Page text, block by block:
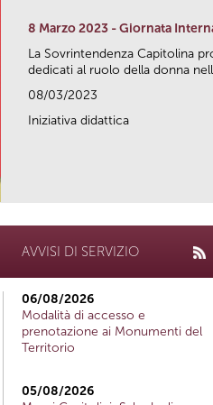
8 Marzo 2023 - Giornata
La Sovrintendenza Capitolina
dedicati al ruolo della donna
08/03/2023
Iniziativa didattica
AVVISI DI SERVIZIO
06/08/2026
Modalità di accesso e
prenotazione ai Monumenti del
Territorio
05/08/2026